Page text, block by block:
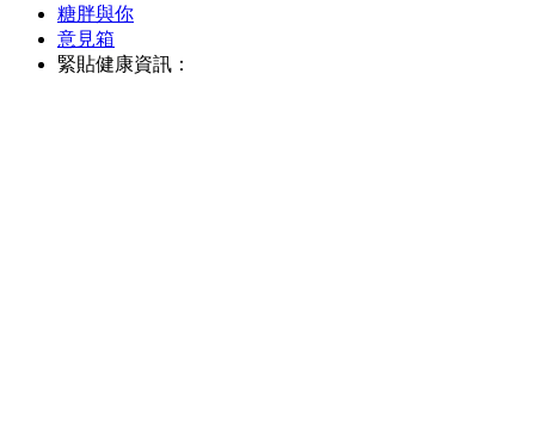
糖胖與你
意見箱
緊貼健康資訊：